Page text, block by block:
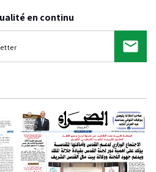
en continu